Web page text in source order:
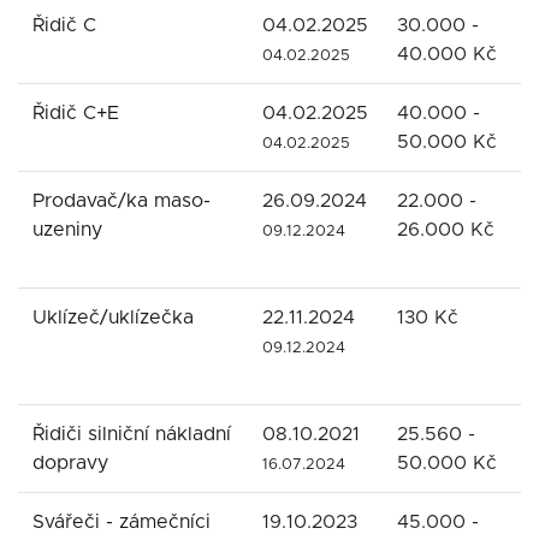
Řidič C 04.02.2025
04.02.2025
30.000 -
40.000 Kč
Řidič C+E 04.02.2025
04.02.2025
40.000 -
50.000 Kč
Prodavač/ka maso-
uzeniny
26.09.2024
09.12.2024
22.000 -
26.000 Kč
Uklízeč/uklízečka 22.11.2024
09.12.2024
130 Kč
Řidiči silniční nákladní
dopravy
08.10.2021
16.07.2024
25.560 -
50.000 Kč
Svářeči - zámečníci 19.10.2023
45.000 -